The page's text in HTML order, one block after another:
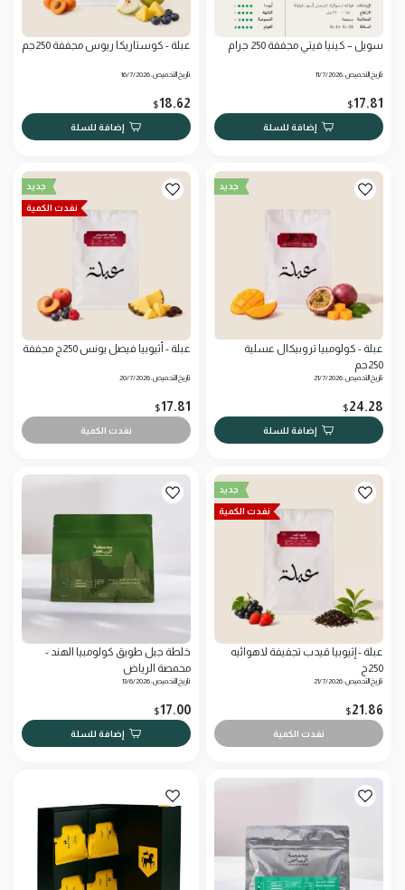
سويل – كينيا فيتي مجففة 250 جرام
تاريخ التحميص: 11/7/2026
17.81
$
إضافة للسلة
عبلة - كوستاريكا ريوس مجففة 250جم
تاريخ التحميص: 16/7/2026
18.62
$
إضافة للسلة
جديد
عبلة - كولومبيا تروبيكال عسلية
250جم
تاريخ التحميص: 21/7/2026
24.28
$
إضافة للسلة
جديد
نفدت الكمية
عبلة - أثيوبيا فيصل يونس 250ج مجففة
تاريخ التحميص: 20/7/2026
17.81
$
نفدت الكمية
جديد
نفدت الكمية
عبلة - إثيوبيا قيدب تجفيفة لاهوائيه
250ج
تاريخ التحميص: 21/7/2026
21.86
$
نفدت الكمية
خلطة جبل طويق كولومبيا الهند -
محمصة الرياض
تاريخ التحميص: 13/6/2026
17.00
$
إضافة للسلة